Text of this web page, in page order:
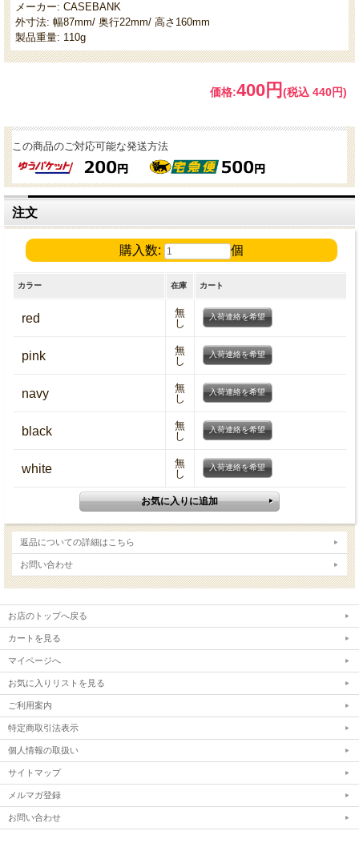
メーカー: CASEBANK
外寸法: 幅87mm/ 奥行22mm/ 高さ160mm
製品重量: 110g
価格:400円 (税込 440円)
この商品のご対応可能な発送方法
注文
購入数: 個
カラー 在庫 カート
red
無
し
入荷連絡を希望
pink
無
し
入荷連絡を希望
navy
無
し
入荷連絡を希望
black
無
し
入荷連絡を希望
white
無
し
入荷連絡を希望
返品についての詳細はこちら
お問い合わせ
お店のトップへ戻る
カートを見る
マイページへ
お気に入りリストを見る
ご利用案内
特定商取引法表示
個人情報の取扱い
サイトマップ
メルマガ登録
お問い合わせ